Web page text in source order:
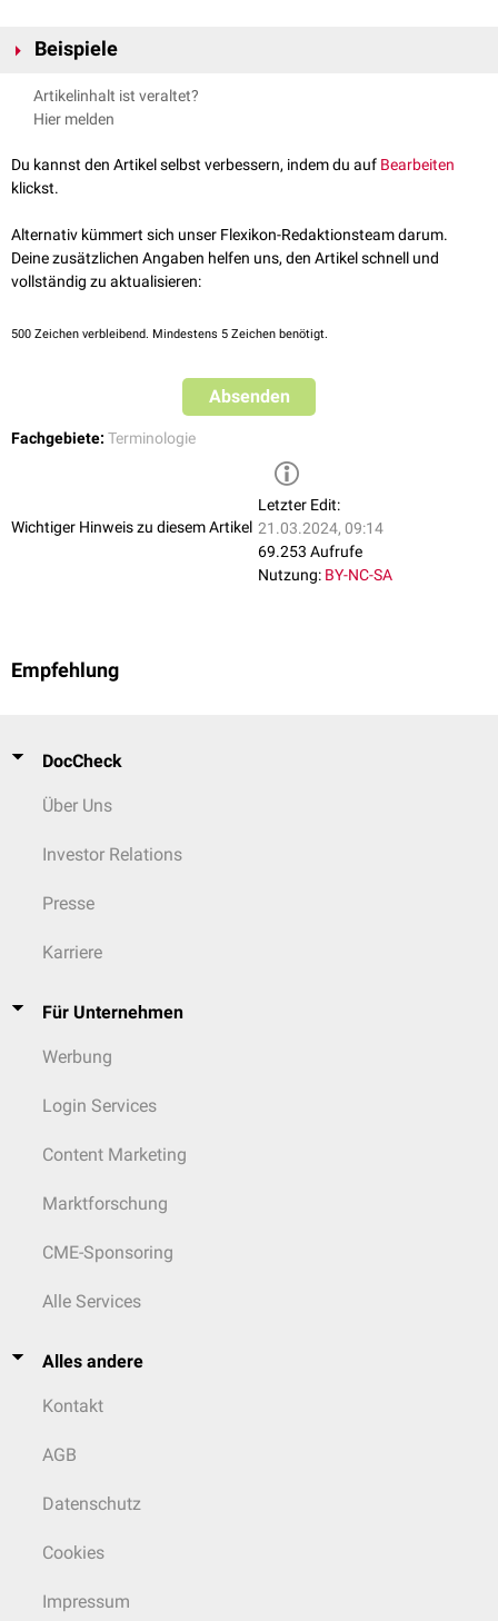
Beispiele
Regressives Verhalten
regressiv veränderte
Artikelinhalt ist veraltet?
Hier melden
Du kannst den Artikel selbst verbessern, indem du auf Bearbeiten
klickst.
Alternativ kümmert sich unser Flexikon-Redaktionsteam darum.
Deine zusätzlichen Angaben helfen uns, den Artikel schnell und
vollständig zu aktualisieren:
500 Zeichen verbleibend. Mindestens 5 Zeichen benötigt.
Absenden
Fachgebiete: Terminologie
Wichtiger Hinweis zu diesem Artikel
Letzter Edit:
21.03.2024, 09:14
69.253 Aufrufe
Nutzung: BY-NC-SA
Empfehlung
DocCheck
Über Uns
Investor Relations
Presse
Karriere
Für Unternehmen
Werbung
Login Services
Content Marketing
Marktforschung
CME-Sponsoring
Alle Services
Alles andere
Kontakt
AGB
Datenschutz
Cookies
Impressum